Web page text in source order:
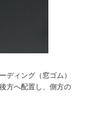
ディング（窓ゴム）
方へ配置し、側方の